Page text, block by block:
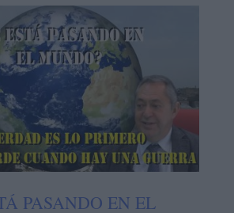
PASANDO EN EL